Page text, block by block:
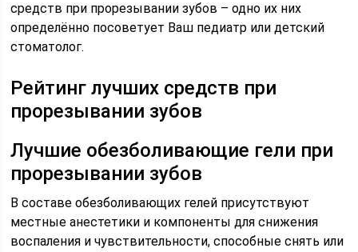
средств при прорезывании зубов – одно их них
определённо посоветует Ваш педиатр или детский
стоматолог.
Рейтинг лучших средств при
прорезывании зубов
Лучшие обезболивающие гели при
прорезывании зубов
В составе обезболивающих гелей присутствуют
местные анестетики и компоненты для снижения
воспаления и чувствительности, способные снять или